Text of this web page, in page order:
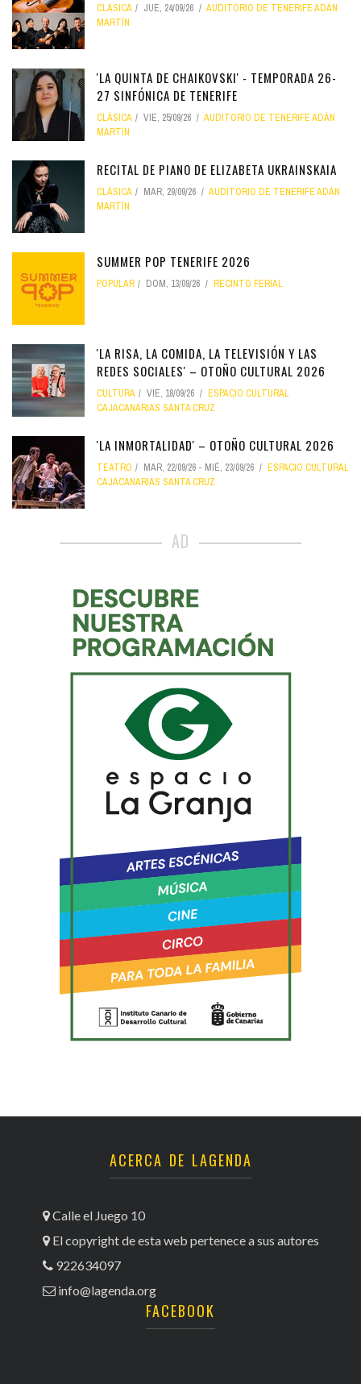
CLÁSICA JUE, 24/09/26
AUDITORIO DE TENERIFE ADÁN
MARTÍN
'LA QUINTA DE CHAIKOVSKI' - TEMPORADA 26-
27 SINFÓNICA DE TENERIFE
CLÁSICA VIE, 25/09/26
AUDITORIO DE TENERIFE ADÁN
MARTÍN
RECITAL DE PIANO DE ELIZABETA UKRAINSKAIA
CLÁSICA MAR, 29/09/26
AUDITORIO DE TENERIFE ADÁN
MARTÍN
SUMMER POP TENERIFE 2026
POPULAR DOM, 13/09/26 RECINTO FERIAL
'LA RISA, LA COMIDA, LA TELEVISIÓN Y LAS
REDES SOCIALES' – OTOÑO CULTURAL 2026
CULTURA VIE, 18/09/26
ESPACIO CULTURAL
CAJACANARIAS SANTA CRUZ
'LA INMORTALIDAD' – OTOÑO CULTURAL 2026
TEATRO MAR, 22/09/26 - MIÉ, 23/09/26
ESPACIO CULTURAL
CAJACANARIAS SANTA CRUZ
AD
ACERCA DE LAGENDA
Calle el Juego 10
El copyright de esta web pertenece a sus autores
922634097
info@lagenda.org
FACEBOOK